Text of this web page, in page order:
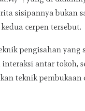
sisipannya bukan
cerpen tersebut.
pengisahan yang
antar tokoh,
teknik pembukaan